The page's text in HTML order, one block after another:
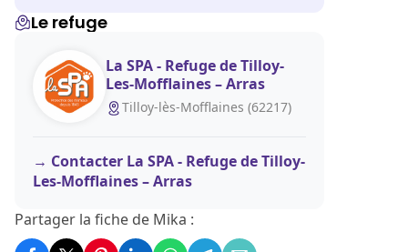
Le refuge
La SPA - Refuge de Tilloy-
Les-Mofflaines – Arras
Tilloy-lès-Mofflaines (62217)
Contacter La SPA - Refuge de Tilloy-
Les-Mofflaines – Arras
Partager la fiche de Mika :